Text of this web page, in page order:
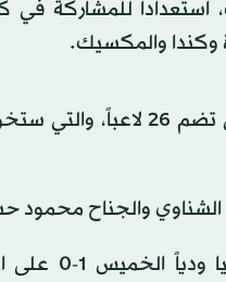
وكشف حسن عن قائمة الفراعنة
والجناح محمود حسن
وكان